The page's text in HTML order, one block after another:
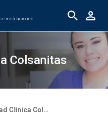
e instituciones
Colsanitas
Calidad Clínica Colsanitas